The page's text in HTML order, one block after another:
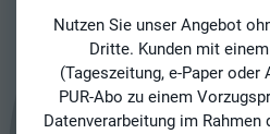
Nutzen Sie unser Angebot
Dritte. Kunden mit
(Tageszeitung, e-Paper oder
PUR-Abo zu einem
Datenverarbeitung im Rahmen